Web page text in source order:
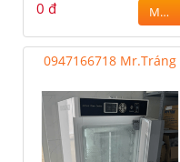
0 đ MUA
0947166718 Mr.Tráng